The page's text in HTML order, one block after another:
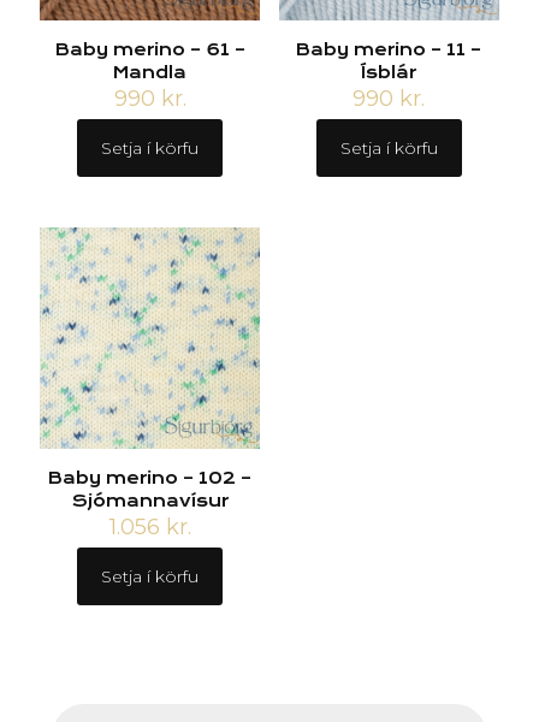
Baby merino – 61 –
Mandla
990 kr.
Setja í körfu
Baby merino – 11 –
Ísblár
990 kr.
Setja í körfu
Baby merino – 102 –
Sjómannavísur
1.056 kr.
Setja í körfu